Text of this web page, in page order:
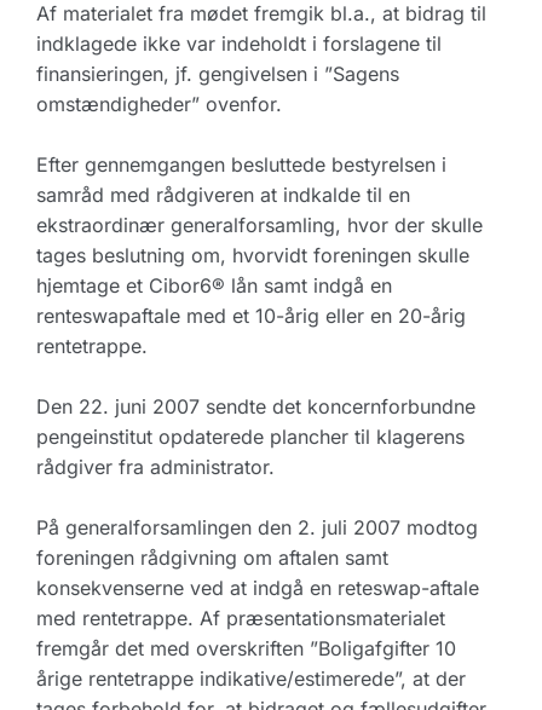
Af materialet fra mødet fremgik bl.a., at bidrag til
indklagede ikke var indeholdt i forslagene til
finansieringen, jf. gengivelsen i ”Sagens
omstændigheder” ovenfor.
Efter gennemgangen besluttede bestyrelsen i
samråd med rådgiveren at indkalde til en
ekstraordinær generalforsamling, hvor der skulle
tages beslutning om, hvorvidt foreningen skulle
hjemtage et Cibor6® lån samt indgå en
renteswapaftale med et 10-årig eller en 20-årig
rentetrappe.
Den 22. juni 2007 sendte det koncernforbundne
pengeinstitut opdaterede plancher til klagerens
rådgiver fra administrator.
På generalforsamlingen den 2. juli 2007 modtog
foreningen rådgivning om aftalen samt
konsekvenserne ved at indgå en reteswap-aftale
med rentetrappe. Af præsentationsmaterialet
fremgår det med overskriften ”Boligafgifter 10
årige rentetrappe indikative/estimerede”, at der